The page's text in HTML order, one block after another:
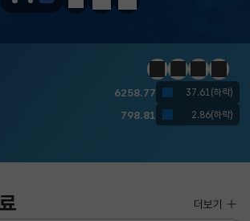
정지 이전 다음
6258.77 37.61(하락)
798.81 2.86(하락)
정지이전다음일일경
더보기